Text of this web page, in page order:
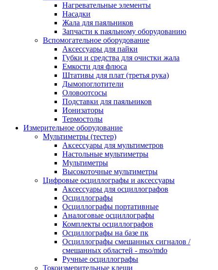
Нагревательные элементы
Насадки
Жала для паяльников
Запчасти к паяльному оборудованию
Вспомогательное оборудование
Аксессуары для пайки
Губки и средства для очистки жала
Емкости для флюса
Штативы для плат (третья рука)
Дымопоглотители
Оловоотсосы
Подставки для паяльников
Ионизаторы
Термостолы
Измерительное оборудование
Мультиметры (тестер)
Аксессуары для мультиметров
Настольные мультиметры
Мультиметры
Высокоточные мультиметры
Цифровые осциллографы и аксессуары
Аксессуары для осциллографов
Осциллографы
Осциллографы портативные
Аналоговые осциллографы
Комплекты осциллографов
Осциллографы на базе пк
Осциллографы смешанных сигналов /
смешанных областей - mso/mdo
Ручные осциллографы
Токоизмерительные клещи